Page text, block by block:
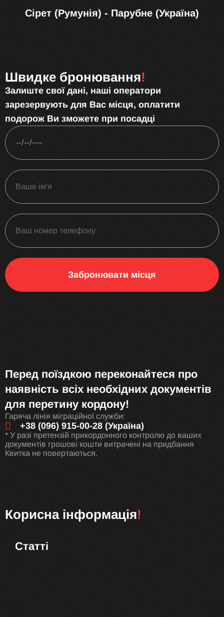
Сірет (Румунія) - Парубне (Україна)
Швидке бронювання!
Залиште свої дані, наші оператори
зарезервують для Вас місця, оплатити
подорож Ви зможете при посадці
Забронювати місця
Перед поїздкою переконайтеся про
наявність всіх необхідних документів
для перетину кордону!
Гаряча лінія міграційної служби:
+38 (096) 915-00-28 (Україна)
* У разі претензій прикордонного контролю до ваших
документів грошові кошти витрачені на придбання
Квитка не повертаються.
Корисна інформація!
Статті